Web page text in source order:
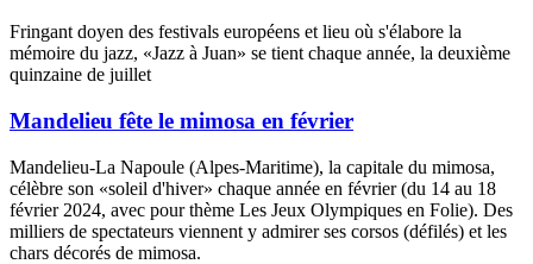
Fringant doyen des festivals européens et lieu où s'élabore la
mémoire du jazz, «Jazz à Juan» se tient chaque année, la deuxième
quinzaine de juillet
Mandelieu fête le mimosa en février
Mandelieu-La Napoule (Alpes-Maritime), la capitale du mimosa,
célèbre son «soleil d'hiver» chaque année en février (du 14 au 18
février 2024, avec pour thème Les Jeux Olympiques en Folie). Des
milliers de spectateurs viennent y admirer ses corsos (défilés) et les
chars décorés de mimosa.